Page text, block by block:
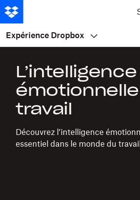
Expérience Dropbox
L’intelligence
travail
Découvrez l’intelligence
essentiel dans le monde du